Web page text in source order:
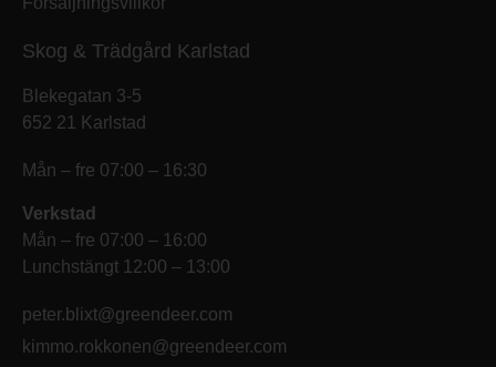
Skog & Trädgård Karlstad
Blekegatan 3-5
652 21 Karlstad
Mån – fre 07:00 – 16:30
Verkstad
Mån – fre 07:00 – 16:00
Lunchstängt 12:00 – 13:00
peter.blixt@greendeer.com
kimmo.rokkonen@greendeer.com